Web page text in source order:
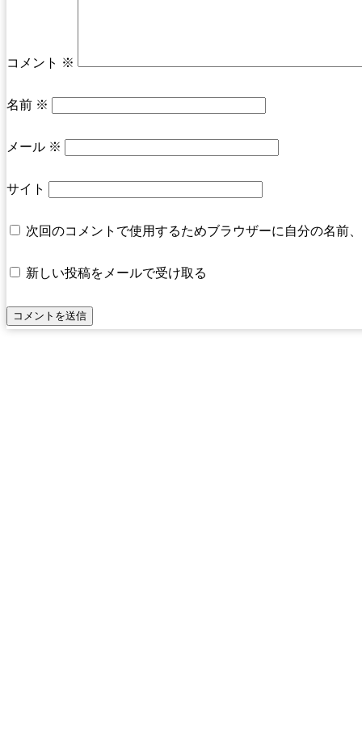
コメント ※
名前 ※
メール ※
サイト
次回のコメントで使用するためブラウザーに自分の名前
新しい投稿をメールで受け取る